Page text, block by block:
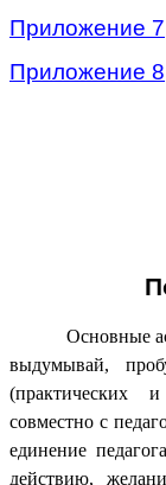
Приложение 7
Приложение 8
Основные
выдумывай,
(практических
совместно с
единение
действию,